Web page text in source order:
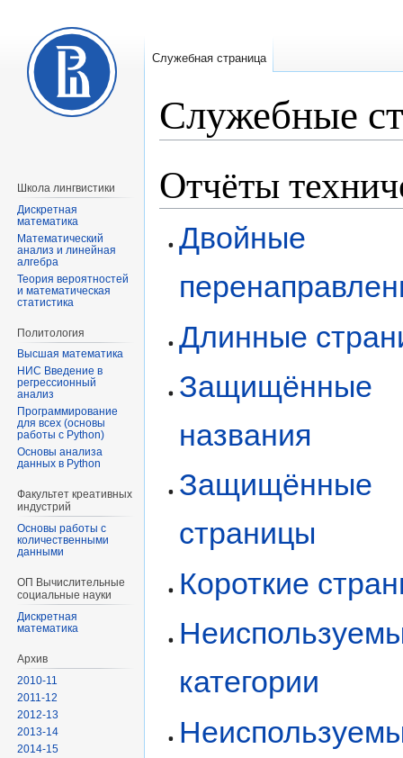
Служебные
к
навигации
к
поиску
Отчёты
Двойные
Длинные
Защищённые
названия
Защищённые
страницы
Короткие
категории
Служебная страница
Школа лингвистики
Дискретная
математика
Математический
анализ и линейная
алгебра
Теория вероятностей
и математическая
статистика
Политология
Высшая математика
НИС Введение в
регрессионный
анализ
Программирование
для всех (основы
работы с Python)
Основы анализа
данных в Python
Факультет креативных
индустрий
Основы работы с
количественными
данными
ОП Вычислительные
социальные науки
Диcкретная
математика
Архив
2010-11
2011-12
2012-13
2013-14
2014-15